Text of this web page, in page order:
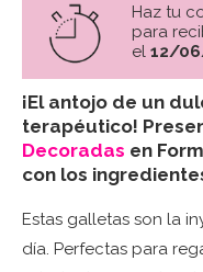
Haz tu
para
el 12/
¡El antojo de un
terapéutico!
Decoradas en
con los
Estas galletas son la
día. Perfectas para